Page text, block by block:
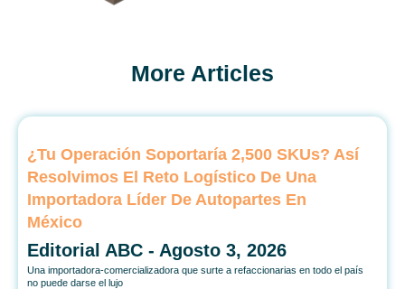
More Articles
¿Tu Operación Soportaría 2,500 SKUs? Así
Resolvimos El Reto Logístico De Una
Importadora Líder De Autopartes En
México
Editorial ABC Agosto 3, 2026
Una importadora-comercializadora que surte a refaccionarias en todo el país
no puede darse el lujo